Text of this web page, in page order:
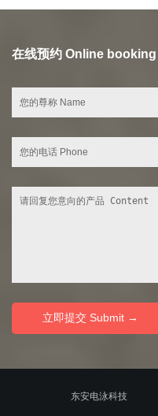
在线预约 Online booking
东安电泳科技